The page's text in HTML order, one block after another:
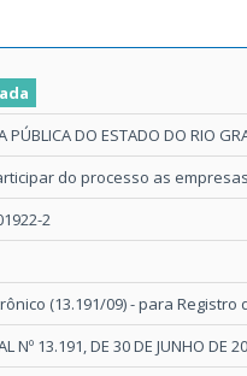
PÚBLICA DO ESTADO DO RIO
do processo as
2
(13.191/09) - para Registro
Nº 13.191, DE 30 DE JUNHO DE